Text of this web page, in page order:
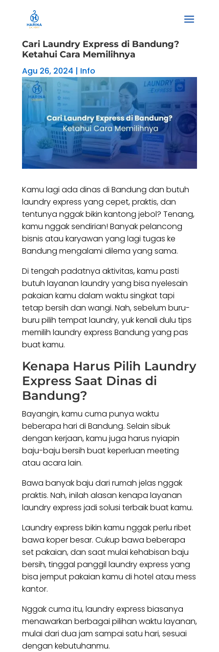
Cari Laundry Express di Bandung?
Ketahui Cara Memilihnya
Agu 26, 2024 | Info
Kamu lagi ada dinas di Bandung dan butuh
laundry express yang cepet, praktis, dan
tentunya nggak bikin kantong jebol? Tenang,
kamu nggak sendirian! Banyak pelancong
bisnis atau karyawan yang lagi tugas ke
Bandung mengalami dilema yang sama.
Di tengah padatnya aktivitas, kamu pasti
butuh layanan laundry yang bisa nyelesain
pakaian kamu dalam waktu singkat tapi
tetap bersih dan wangi. Nah, sebelum buru-
buru pilih tempat laundry, yuk kenali dulu tips
memilih laundry express Bandung yang pas
buat kamu.
Kenapa Harus Pilih Laundry
Express Saat Dinas di
Bandung?
Bayangin, kamu cuma punya waktu
beberapa hari di Bandung. Selain sibuk
dengan kerjaan, kamu juga harus nyiapin
baju-baju bersih buat keperluan meeting
atau acara lain.
Bawa banyak baju dari rumah jelas nggak
praktis. Nah, inilah alasan kenapa layanan
laundry express jadi solusi terbaik buat kamu.
Laundry express bikin kamu nggak perlu ribet
bawa koper besar. Cukup bawa beberapa
set pakaian, dan saat mulai kehabisan baju
bersih, tinggal panggil laundry express yang
bisa jemput pakaian kamu di hotel atau mess
kantor.
Nggak cuma itu, laundry express biasanya
menawarkan berbagai pilihan waktu layanan,
mulai dari dua jam sampai satu hari, sesuai
dengan kebutuhanmu.